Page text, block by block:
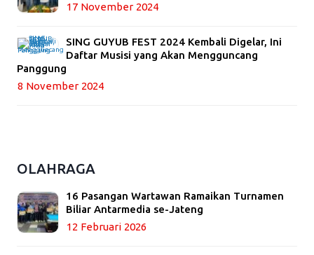
17 November 2024
SING GUYUB FEST 2024 Kembali Digelar, Ini
Daftar Musisi yang Akan Mengguncang
Panggung
8 November 2024
OLAHRAGA
16 Pasangan Wartawan Ramaikan Turnamen
Biliar Antarmedia se-Jateng
12 Februari 2026